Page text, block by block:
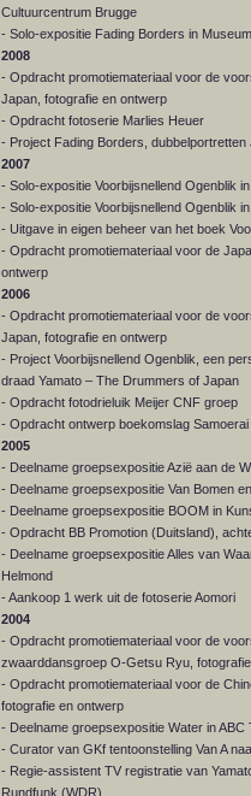
Cultuurcentrum Brugge
- Solo-expositie Fading Borders in
2008
- Opdracht promotiemateriaal voor de
Japan, fotografie en ontwerp
- Opdracht fotoserie Marlies Heuer
- Project Fading Borders, dubbelportretten
2007
- Solo-expositie Voorbijsnellend Ogenblik
- Solo-expositie Voorbijsnellend Ogenblik
- Uitgave in eigen beheer van het boek
- Opdracht promotiemateriaal voor de
ontwerp
2006
- Opdracht promotiemateriaal voor de
Japan, fotografie en ontwerp
- Project Voorbijsnellend Ogenblik, een
draad Yamato – The Drummers of Japan
- Opdracht fotodrieluik Meijer CNF groep
- Opdracht ontwerp boekomslag
2005
- Deelname groepsexpositie Azië aan de
- Deelname groepsexpositie Van Bomen
- Deelname groepsexpositie BOOM in
- Opdracht BB Promotion (Duitsland),
- Deelname groepsexpositie Alles van
Helmond
- Aankoop 1 werk uit de fotoserie Aomori
2004
- Opdracht promotiemateriaal voor de
zwaarddansgroep O-Getsu Ryu,
- Opdracht promotiemateriaal voor de
fotografie en ontwerp
- Deelname groepsexpositie Water in ABC
- Curator van GKf tentoonstelling Van A
- Regie-assistent TV registratie van
Rundfunk (WDR)